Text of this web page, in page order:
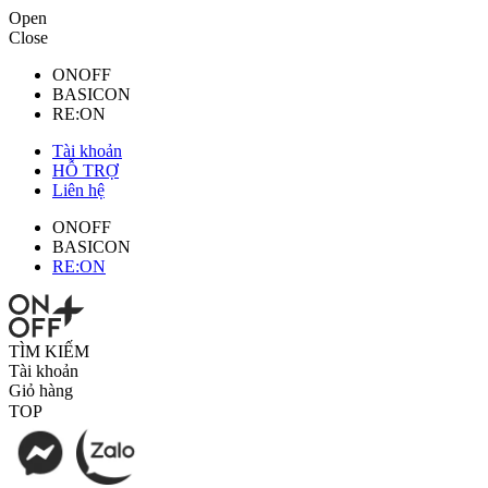
Open
Close
ONOFF
BASICON
RE:ON
Tài khoản
HỖ TRỢ
Liên hệ
ONOFF
BASICON
RE:ON
TÌM KIẾM
Tài khoản
Giỏ hàng
TOP